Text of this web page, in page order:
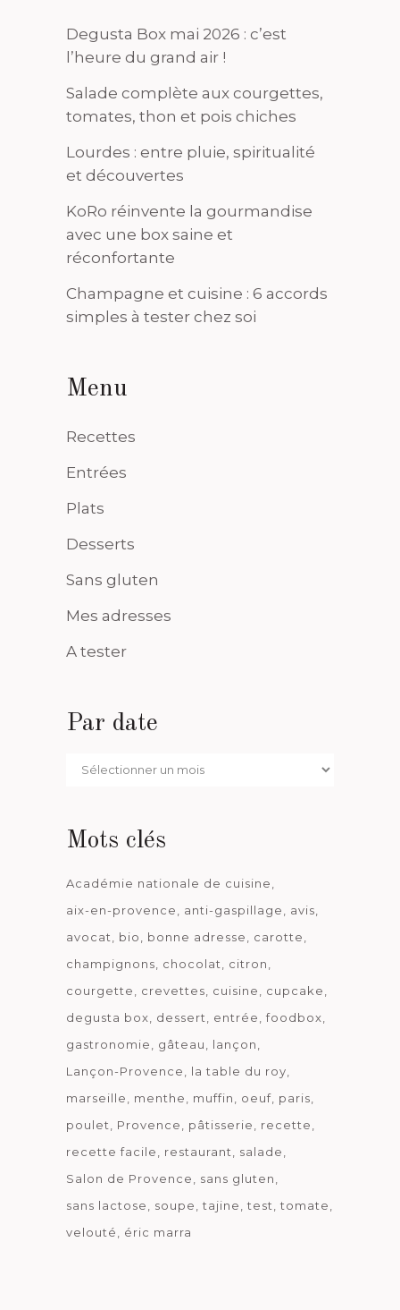
Degusta Box mai 2026 : c’est
l’heure du grand air !
Salade complète aux courgettes,
tomates, thon et pois chiches
Lourdes : entre pluie, spiritualité
et découvertes
KoRo réinvente la gourmandise
avec une box saine et
réconfortante
Champagne et cuisine : 6 accords
simples à tester chez soi
Menu
Recettes
Entrées
Plats
Desserts
Sans gluten
Mes adresses
A tester
Par date
Par
Mots clés
Académie nationale de cuisine
aix-en-provence
anti-gaspillage
avis
avocat
bio bonne adresse
carotte
champignons
chocolat
citron
courgette
crevettes cuisine
cupcake
degusta box
dessert entrée
foodbox
gastronomie
gâteau
lançon
Lançon-Provence
la table du roy
marseille
menthe muffin oeuf paris
poulet
Provence pâtisserie
recette
recette facile
restaurant
salade
Salon de Provence
sans gluten
sans lactose
soupe tajine test
tomate
velouté
éric marra